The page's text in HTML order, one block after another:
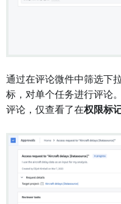
通过在评论微件中筛选下
标，对单个任务进行评论
评论，仅查看了在权限标